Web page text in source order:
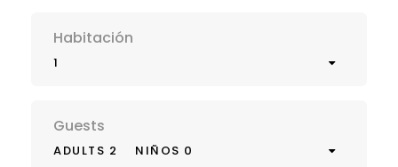
Habitación
1
Guests
ADULTS 2 NIÑOS 0